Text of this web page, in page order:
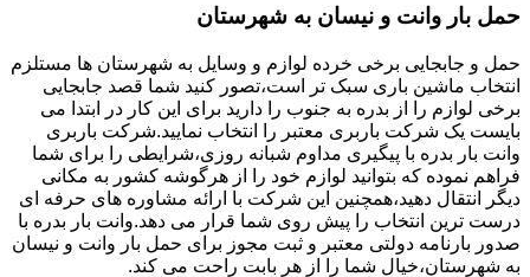
حمل بار وانت و نیسان به شهرستان
حمل و جابجایی برخی خرده لوازم و وسایل به شهرستان ها مستلزم
انتخاب ماشین باری سبک تر است،تصور کنید شما قصد جابجایی
برخی لوازم را از بدره به جنوب را دارید برای این کار در ابتدا می
بایست یک شرکت باربری معتبر را انتخاب نمایید.شرکت باربری
وانت بار بدره با پیگیری مداوم شبانه روزی،شرایطی را برای شما
فراهم نموده که بتوانید لوازم خود را از هرگوشه کشور به مکانی
دیگر انتقال دهید،همچنین این شرکت با ارائه مشاوره های حرفه ای
درست ترین انتخاب را پیش روی شما قرار می دهد.وانت بار بدره با
صدور بارنامه دولتی معتبر و ثبت مجوز برای حمل بار وانت و نیسان
به شهرستان،خیال شما را از هر بابت راحت می کند.